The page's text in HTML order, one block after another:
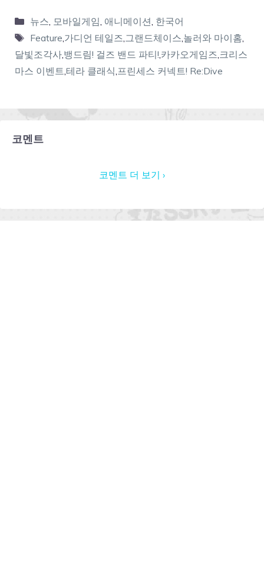
뉴스 모바일게임 애니메이션 한국어
Feature 가디언 테일즈 그랜드체이스 놀러와 마이홈
달빛조각사 뱅드림! 걸즈 밴드 파티! 카카오게임즈 크리스
마스 이벤트 테라 클래식 프린세스 커넥트! Re:Dive
코멘트
코멘트 더 보기 ›